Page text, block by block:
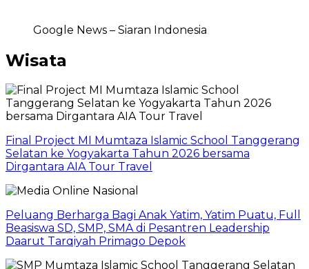
Google News – Siaran Indonesia
Wisata
Final Project MI Mumtaza Islamic School Tanggerang
Selatan ke Yogyakarta Tahun 2026 bersama
Dirgantara AIA Tour Travel
Peluang Berharga Bagi Anak Yatim, Yatim Puatu, Full
Beasiswa SD, SMP, SMA di Pesantren Leadership
Daarut Tarqiyah Primago Depok